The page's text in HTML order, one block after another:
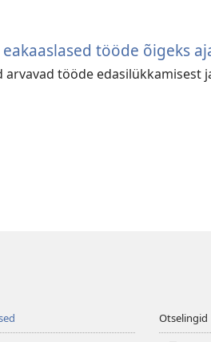
tööde õigeks
arvavad tööde edasilükkamisest
Otselingid